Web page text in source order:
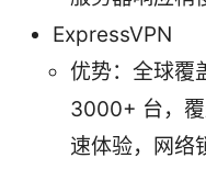
ExpressVPN
优势：全球覆
3000+ 台，
速体验，网络